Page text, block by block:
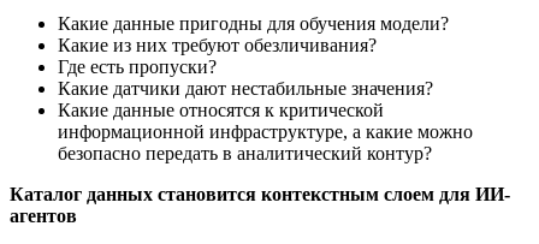
Какие данные пригодны для обучения модели?
Какие из них требуют обезличивания?
Где есть пропуски?
Какие датчики дают нестабильные значения?
Какие данные относятся к критической
информационной инфраструктуре, а какие можно
безопасно передать в аналитический контур?
Каталог данных становится контекстным слоем для ИИ-
агентов